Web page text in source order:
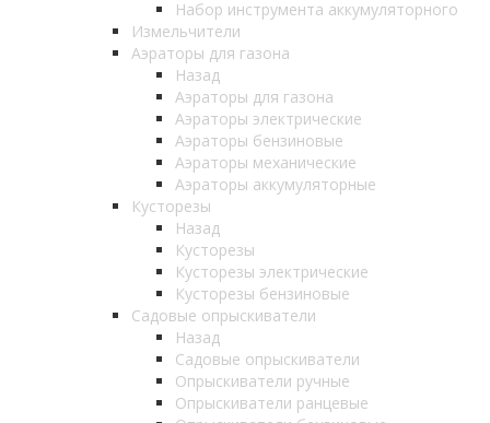
Набор инструмента аккумуляторного
Измельчители
Аэраторы для газона
Назад
Аэраторы для газона
Аэраторы электрические
Аэраторы бензиновые
Аэраторы механические
Аэраторы аккумуляторные
Кусторезы
Назад
Кусторезы
Кусторезы электрические
Кусторезы бензиновые
Садовые опрыскиватели
Назад
Садовые опрыскиватели
Опрыскиватели ручные
Опрыскиватели ранцевые